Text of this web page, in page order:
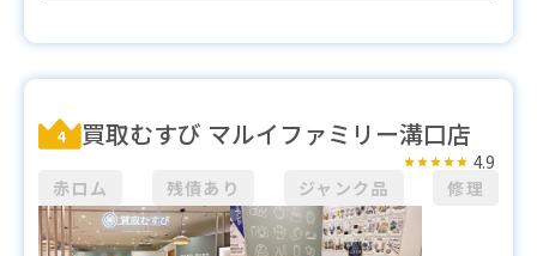
4 買取むすび マルイファミリー溝口店
赤ロム 残債あり ジャンク品 修理
4.9